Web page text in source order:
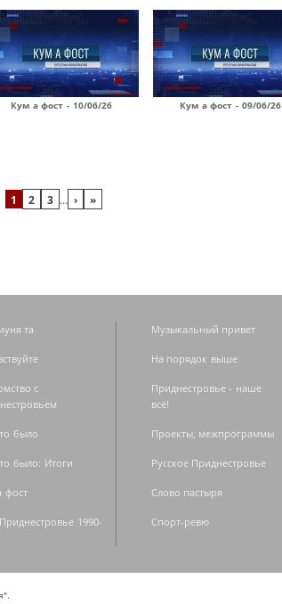
Кум а фост - 10/06/26 Кум а фост - 09/06/26
1 2 3 … › »
та
с
было
было: Итоги
фост
1990-
Музыкальный привет
На порядок выше
Приднестровье - наше
всё!
Проекты, межпрограммы
Русское Приднестровье
Слово пастыря
Спорт-ревю